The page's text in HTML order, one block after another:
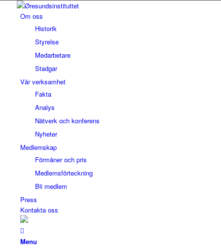
Om oss
Historik
Styrelse
Medarbetare
Stadgar
Vår verksamhet
Fakta
Analys
Nätverk och konferens
Nyheter
Medlemskap
Förmåner och pris
Medlemsförteckning
Bli medlem
Press
Kontakta oss
Menu